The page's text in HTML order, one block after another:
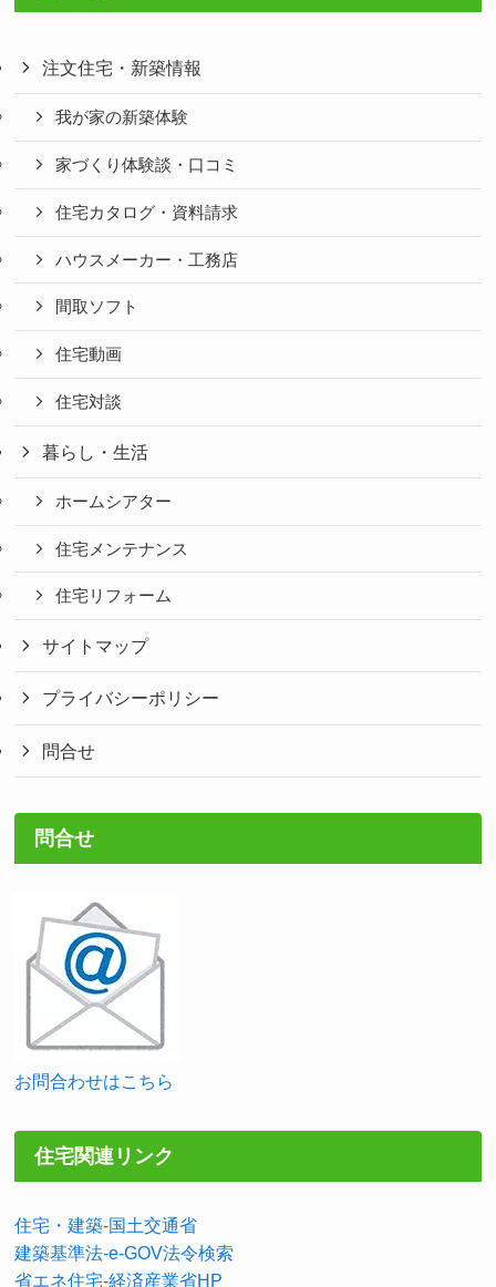
注文住宅・新築情報
我が家の新築体験
家づくり体験談・口コミ
住宅カタログ・資料請求
ハウスメーカー・工務店
間取ソフト
住宅動画
住宅対談
暮らし・生活
ホームシアター
住宅メンテナンス
住宅リフォーム
サイトマップ
プライバシーポリシー
問合せ
問合せ
お問合わせはこちら
住宅関連リンク
住宅・建築-国土交通省
建築基準法-e-GOV法令検索
省エネ住宅-経済産業省HP